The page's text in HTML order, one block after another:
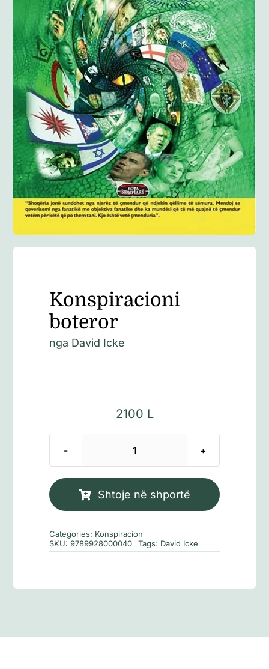
Anglisht
Ditarë
Evente
Blog
Konspiracioni
boteror
nga David Icke
2100 L
Sasi
boteror
Shtoje në shportë
Categories: Konspiracion
SKU:9789928000040 Tags: David Icke